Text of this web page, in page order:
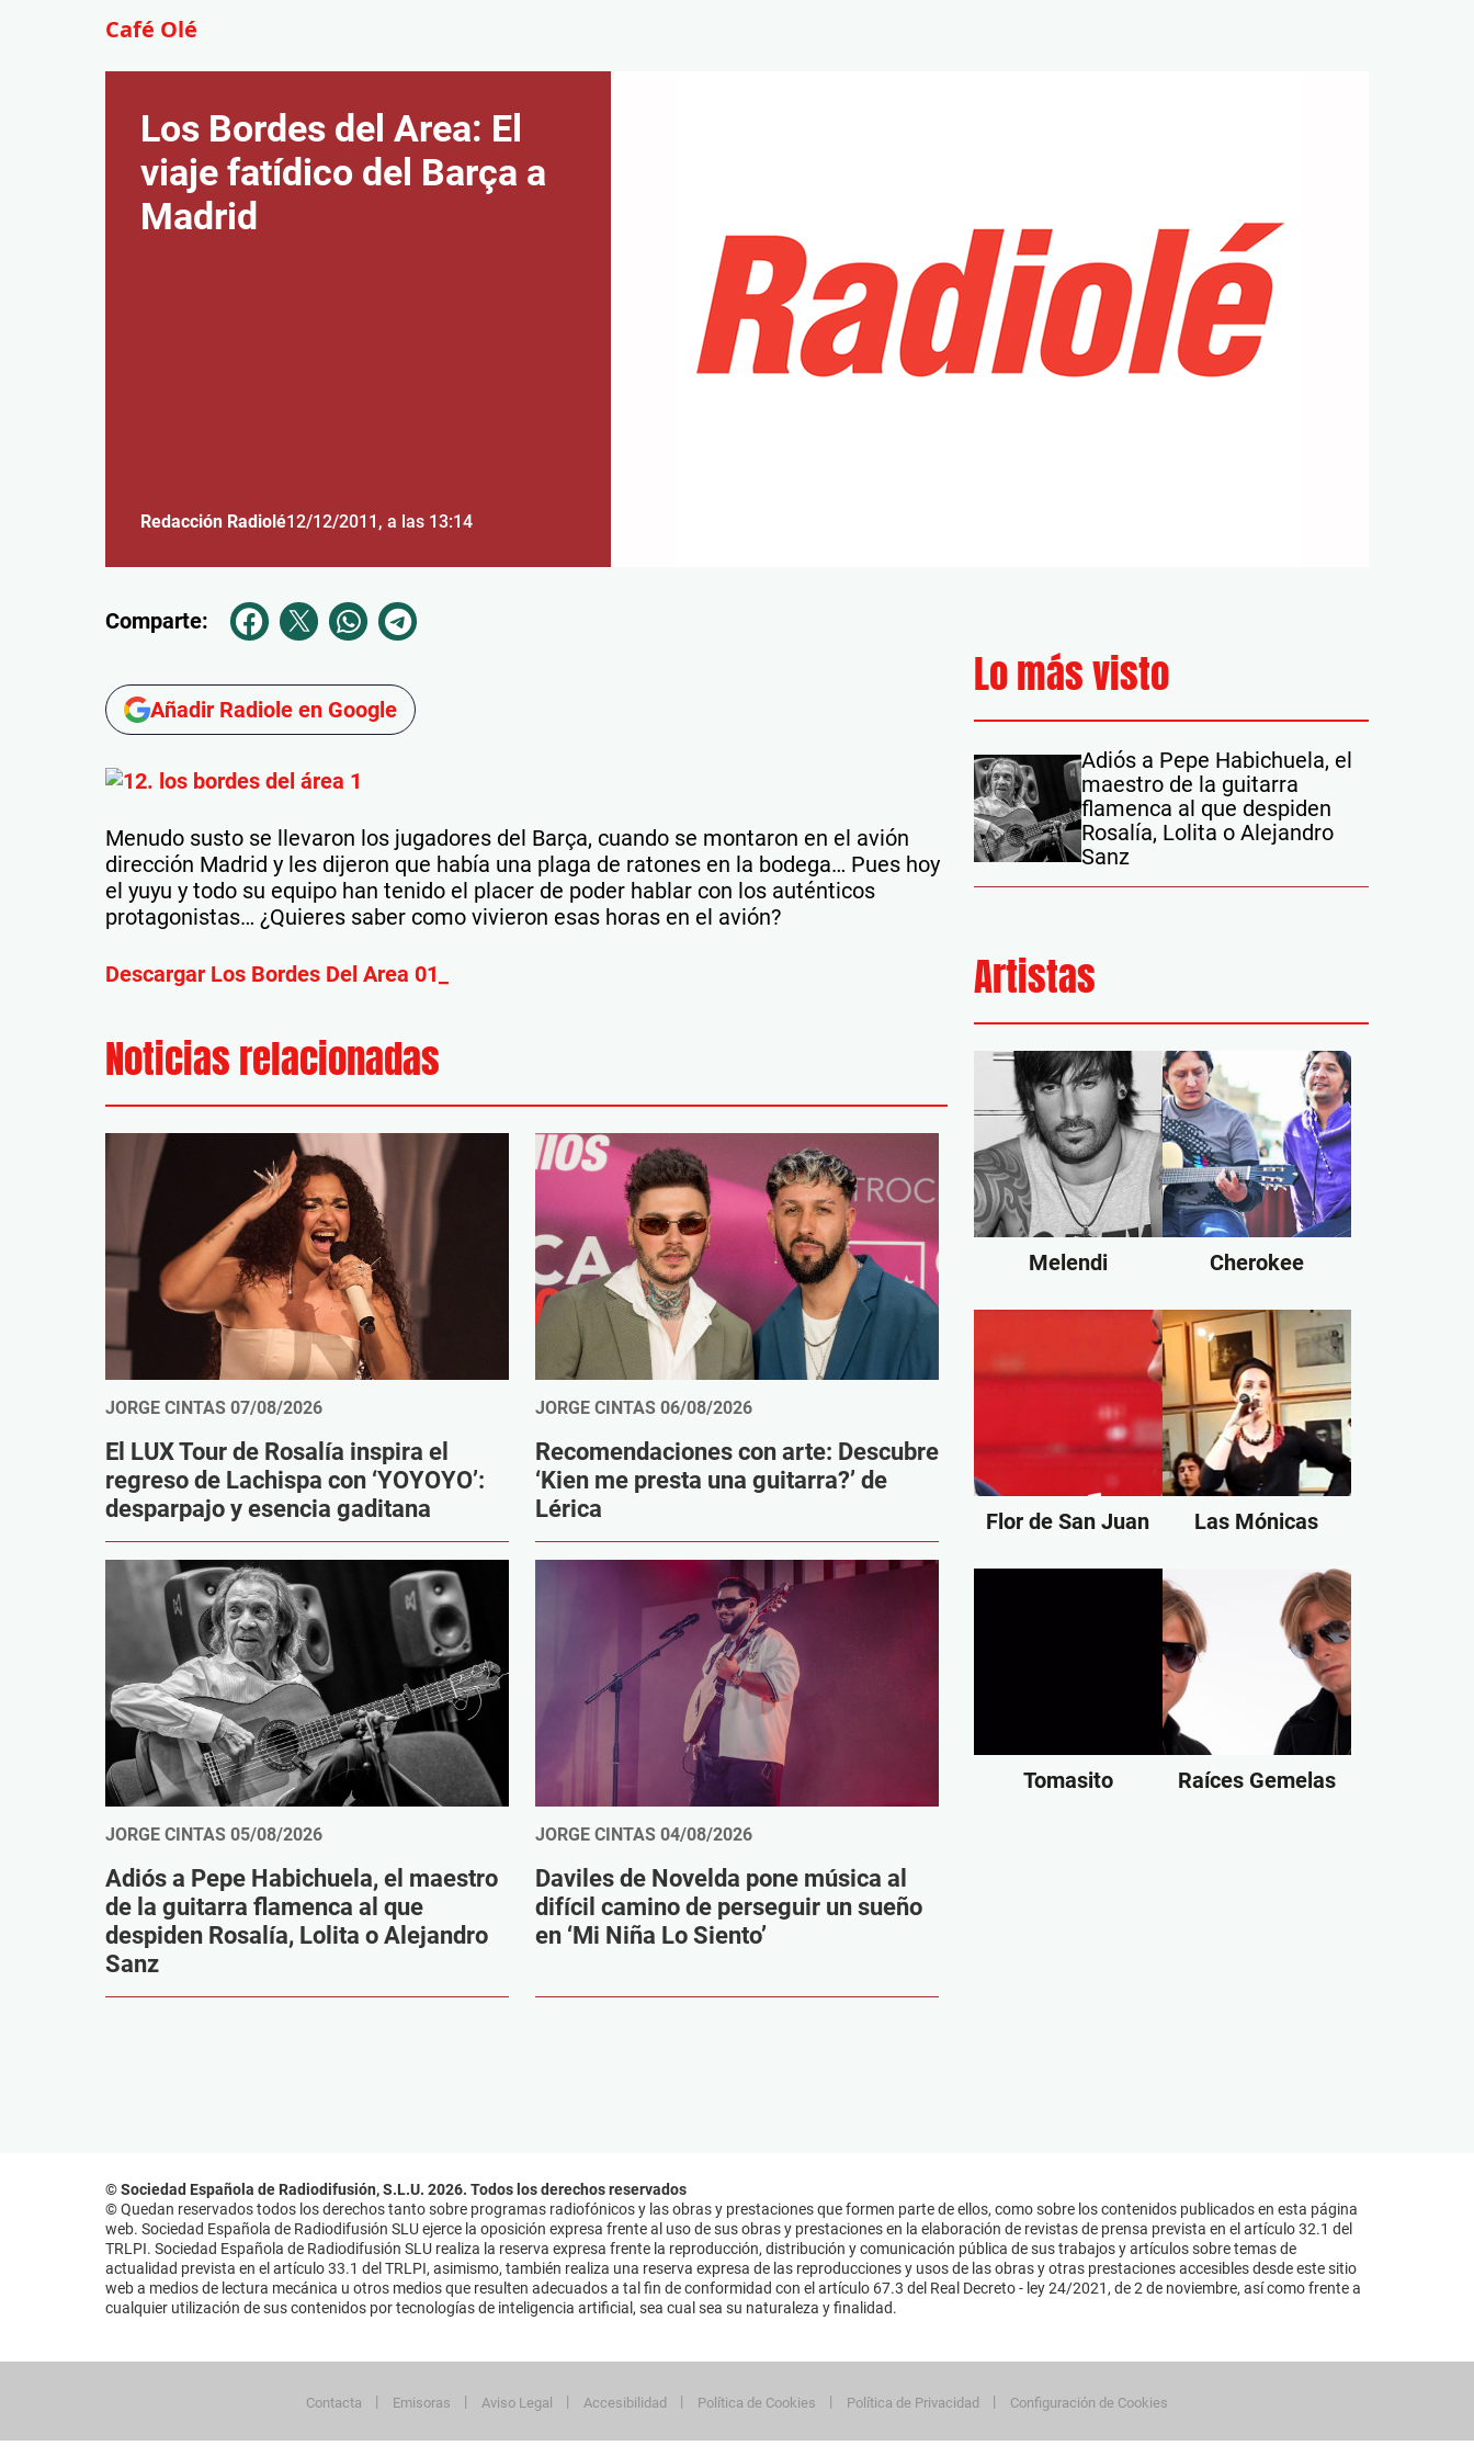
Café Olé
Los Bordes del Area: El
viaje fatídico del Barça a
Madrid
Redacción Radiolé12/12/2011 , a las 13:14
Comparte:
Añadir Radiole en Google
Menudo susto se llevaron los jugadores del Barça, cuando se montaron en el avión
dirección Madrid y les dijeron que había una plaga de ratones en la bodega… Pues hoy
el yuyu y todo su equipo han tenido el placer de poder hablar con los auténticos
protagonistas… ¿Quieres saber como vivieron esas horas en el avión?
Descargar Los Bordes Del Area 01_
Noticias relacionadas
JORGE CINTAS 07/08/2026
El LUX Tour de Rosalía inspira el
regreso de Lachispa con ‘YOYOYO’:
desparpajo y esencia gaditana
JORGE CINTAS 06/08/2026
Recomendaciones con arte: Descubre
‘Kien me presta una guitarra?’ de
Lérica
JORGE CINTAS 05/08/2026
Adiós a Pepe Habichuela, el maestro
de la guitarra flamenca al que
despiden Rosalía, Lolita o Alejandro
Sanz
JORGE CINTAS 04/08/2026
Daviles de Novelda pone música al
difícil camino de perseguir un sueño
en ‘Mi Niña Lo Siento’
Lo más visto
Adiós a Pepe Habichuela, el
maestro de la guitarra
flamenca al que despiden
Rosalía, Lolita o Alejandro
Sanz
Artistas
Melendi Cherokee
Flor de San Juan Las Mónicas
Tomasito Raíces Gemelas
© Sociedad Española de Radiodifusión, S.L.U. 2026. Todos los derechos reservados
© Quedan reservados todos los derechos tanto sobre programas radiofónicos y las obras y prestaciones que formen parte de ellos, como sobre los contenidos publicados en esta página
web. Sociedad Española de Radiodifusión SLU ejerce la oposición expresa frente al uso de sus obras y prestaciones en la elaboración de revistas de prensa prevista en el artículo 32.1 del
TRLPI. Sociedad Española de Radiodifusión SLU realiza la reserva expresa frente la reproducción, distribución y comunicación pública de sus trabajos y artículos sobre temas de
actualidad prevista en el artículo 33.1 del TRLPI, asimismo, también realiza una reserva expresa de las reproducciones y usos de las obras y otras prestaciones accesibles desde este sitio
web a medios de lectura mecánica u otros medios que resulten adecuados a tal fin de conformidad con el artículo 67.3 del Real Decreto - ley 24/2021, de 2 de noviembre, así como frente a
cualquier utilización de sus contenidos por tecnologías de inteligencia artificial, sea cual sea su naturaleza y finalidad.
Contacta Emisoras Aviso Legal Accesibilidad Política de Cookies Política de Privacidad Configuración de Cookies